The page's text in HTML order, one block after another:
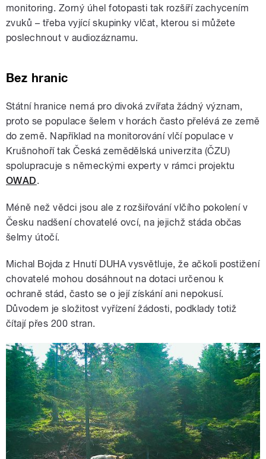
monitoring. Zorný úhel fotopasti tak rozšíří zachycením
zvuků – třeba vyjící skupinky vlčat, kterou si můžete
poslechnout v audiozáznamu.
Bez hranic
Státní hranice nemá pro divoká zvířata žádný význam,
proto se populace šelem v horách často přelévá ze země
do země. Například na monitorování vlčí populace v
Krušnohoří tak Česká zemědělská univerzita (ČZU)
spolupracuje s německými experty v rámci projektu
OWAD.
Méně než vědci jsou ale z rozšiřování vlčího pokolení v
Česku nadšení chovatelé ovcí, na jejichž stáda občas
šelmy útočí.
Michal Bojda z Hnutí DUHA vysvětluje, že ačkoli postižení
chovatelé mohou dosáhnout na dotaci určenou k
ochraně stád, často se o její získání ani nepokusí.
Důvodem je složitost vyřízení žádosti, podklady totiž
čítají přes 200 stran.